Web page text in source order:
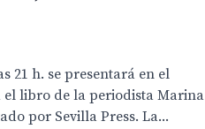
21 h. se presentará en el
el libro de la periodista Marina
por Sevilla Press. La...